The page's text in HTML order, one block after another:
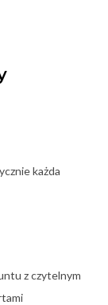
każda
z czytelnym